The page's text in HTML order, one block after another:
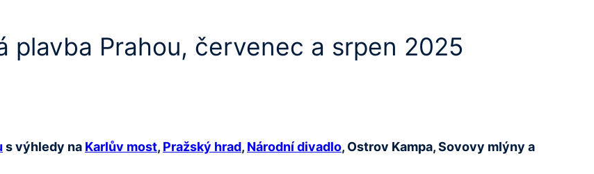
plavba Prahou, červenec a srpen 2025
s výhledy na Karlův most, Pražský hrad, Národní divadlo, Ostrov Kampa, Sovovy mlýny a